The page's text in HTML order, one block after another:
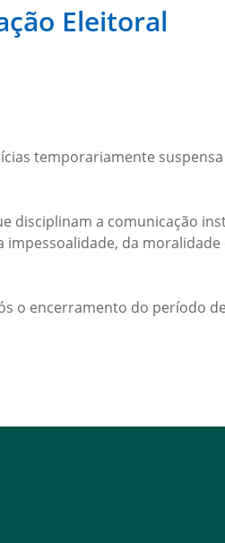
Eleitoral
temporariamente
disciplinam a comunicação
da
o encerramento do período